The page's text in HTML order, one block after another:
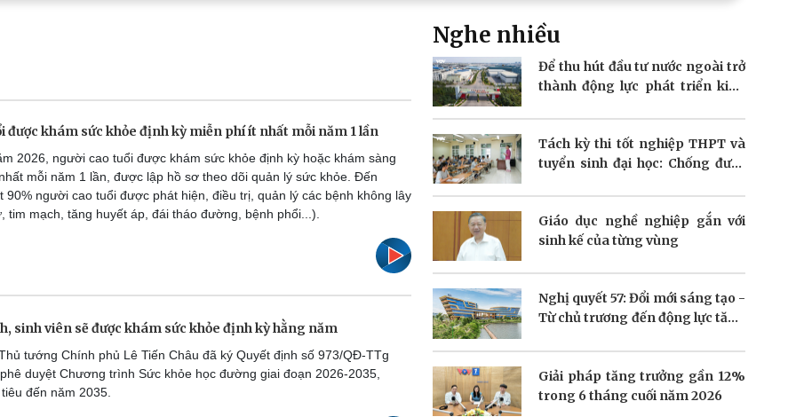
được khám sức khỏe định kỳ miễn phí ít nhất mỗi năm 1 lần
2026, người cao tuổi được khám sức khỏe định kỳ hoặc khám sàng
mỗi năm 1 lần, được lập hồ sơ theo dõi quản lý sức khỏe. Đến
90% người cao tuổi được phát hiện, điều trị, quản lý các bệnh không lây
tim mạch, tăng huyết áp, đái tháo đường, bệnh phổi...).
sinh viên sẽ được khám sức khỏe định kỳ hằng năm
tướng Chính phủ Lê Tiến Châu đã ký Quyết định số 973/QĐ-TTg
duyệt Chương trình Sức khỏe học đường giai đoạn 2026-2035,
đến năm 2035.
Nghe nhiều
Để thu hút đầu tư nước ngoài trở
thành động lực phát triển kinh
Tách kỳ thi tốt nghiệp THPT và
tuyển sinh đại học: Chống được
Giáo dục nghề nghiệp gắn với
sinh kế của từng vùng
Nghị quyết 57: Đổi mới sáng tạo -
Từ chủ trương đến động lực tăng
Giải pháp tăng trưởng gần 12%
trong 6 tháng cuối năm 2026